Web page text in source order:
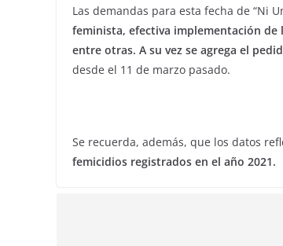
Las demandas para esta fecha de “Ni
feminista, efectiva implementación
entre otras. A su vez se agrega el
desde el 11 de marzo pasado.
Se recuerda, además, que los datos
femicidios registrados en el año 2021.